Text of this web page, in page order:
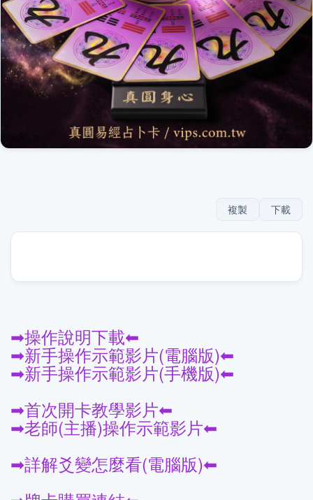
複製 下載
➡操作說明下載⬅
➡新手操作示範影片(電腦版)⬅
➡新手操作示範影片(手機版)⬅
➡首次開卡教學影片⬅
➡老師(主播)操作示範影片⬅
➡詳解爻變怎麼看(電腦版)⬅